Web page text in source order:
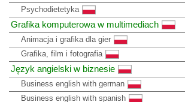
Psychodietetyka
Grafika komputerowa w multimediach
Animacja i grafika dla gier
Grafika, film i fotografia
Język angielski w biznesie
Business english with german
Business english with spanish